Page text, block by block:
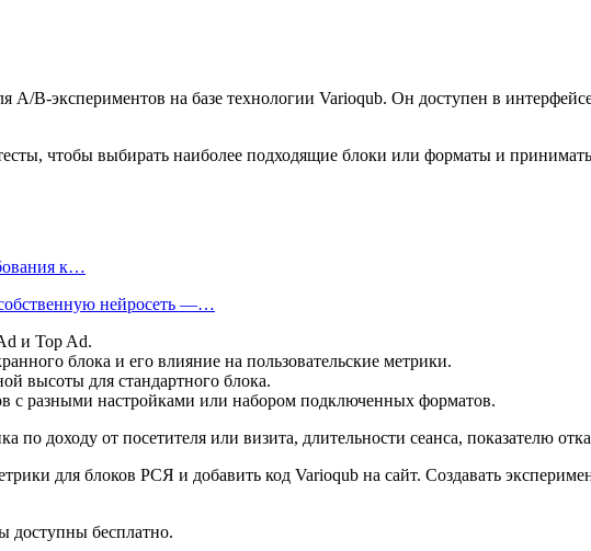
B-экспериментов на базе технологии Varioqub. Он доступен в
чтобы выбирать наиболее подходящие блоки или форматы и
к…
нейросеть —…
и Top Ad.
блока и его влияние на пользовательские метрики.
высоты для стандартного блока.
с разными настройками или набором подключенных форматов.
по доходу от посетителя или визита, длительности сеанса, показателю
для блоков РСЯ и добавить код Varioqub на сайт. Создавать
доступны бесплатно.